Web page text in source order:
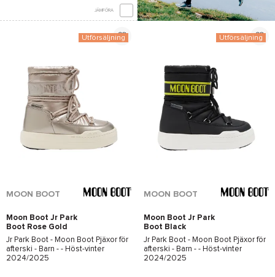
JÄMFÖRA
*Se villkor
Utförsäljning
MOON BOOT
Moon Boot Jr Park
Boot Rose Gold
Jr Park Boot - Moon Boot Pjäxor för
afterski - Barn - - Höst-vinter
2024/2025
Utförsäljning
MOON BOOT
Moon Boot Jr Park
Boot Black
Jr Park Boot - Moon Boot Pjäxor för
afterski - Barn - - Höst-vinter
2024/2025